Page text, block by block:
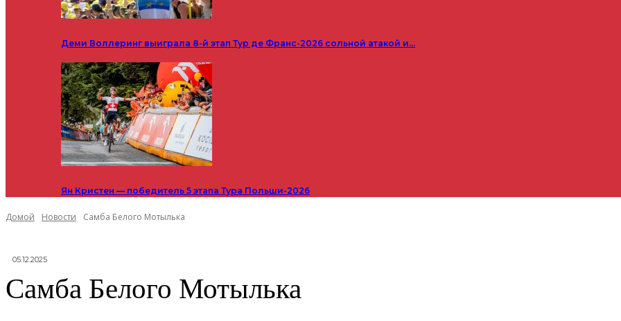
Деми Воллеринг выиграла 8-й этап Тур де Франс-2026 сольной атакой и…
Ян Кристен — победитель 5 этапа Тура Польши-2026
Домой Новости Самба Белого Мотылька
05.12.2025
Самба Белого Мотылька